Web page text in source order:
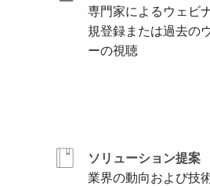
専門家によるウェビ
規登録または過去の
ーの視聴
ソリューション提案
業界の動向および技